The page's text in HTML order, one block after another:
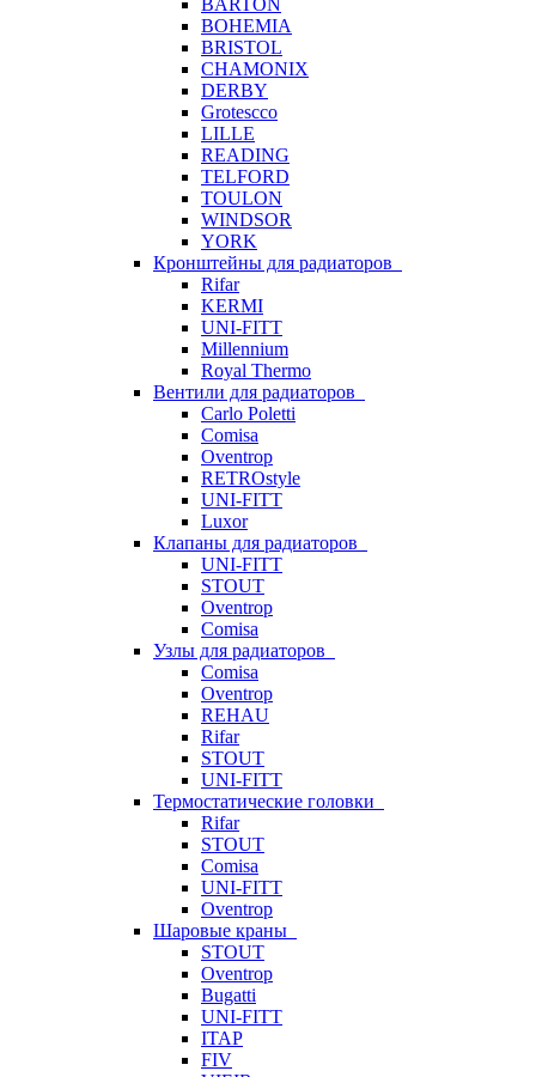
BARTON
BOHEMIA
BRISTOL
CHAMONIX
DERBY
Grotescco
LILLE
READING
TELFORD
TOULON
WINDSOR
YORK
Кронштейны для радиаторов
Rifar
KERMI
UNI-FITT
Millennium
Royal Thermo
Вентили для радиаторов
Carlo Poletti
Comisa
Oventrop
RETROstyle
UNI-FITT
Luxor
Клапаны для радиаторов
UNI-FITT
STOUT
Oventrop
Comisa
Узлы для радиаторов
Comisa
Oventrop
REHAU
Rifar
STOUT
UNI-FITT
Термостатические головки
Rifar
STOUT
Comisa
UNI-FITT
Oventrop
Шаровые краны
STOUT
Oventrop
Bugatti
UNI-FITT
ITAP
FIV